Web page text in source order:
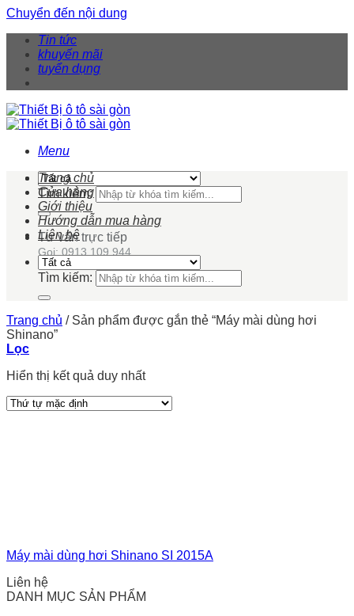
Chuyển đến nội dung
Tin tức
khuyến mãi
tuyển dụng
Menu
Tìm kiếm:
Tư vấn trực tiếp
Gọi: 0913 109 944
Trang chủ
Cửa hàng
Giới thiệu
Hướng dẫn mua hàng
Liên hệ
Tìm kiếm:
Trang chủ /Sản phẩm được gắn thẻ “Máy mài dùng hơi
Shinano”
Lọc
Hiển thị kết quả duy nhất
Máy mài dùng hơi Shinano SI 2015A
Liên hệ
DANH MỤC SẢN PHẨM